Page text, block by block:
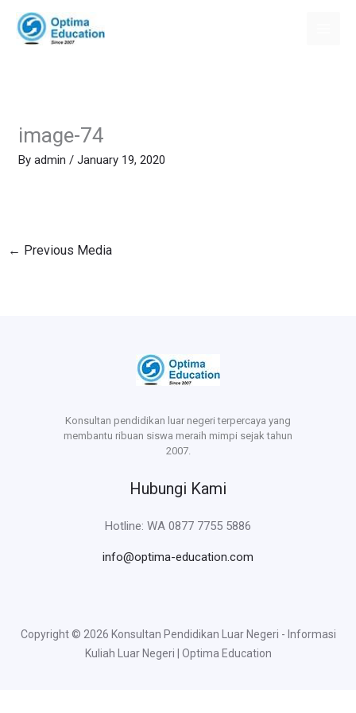
content
image-74
Byadmin/January 19, 2020
← Previous Media
Konsultan pendidikan luar negeri terpercaya yang
membantu ribuan siswa meraih mimpi sejak tahun
2007.
Hubungi Kami
Hotline: WA 0877 7755 5886
info@optima-education.com
Copyright © 2026 Konsultan Pendidikan Luar Negeri - Informasi
Kuliah Luar Negeri | Optima Education